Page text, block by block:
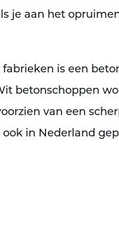
je aan het
is een
betonschoppen
van een
in Nederland